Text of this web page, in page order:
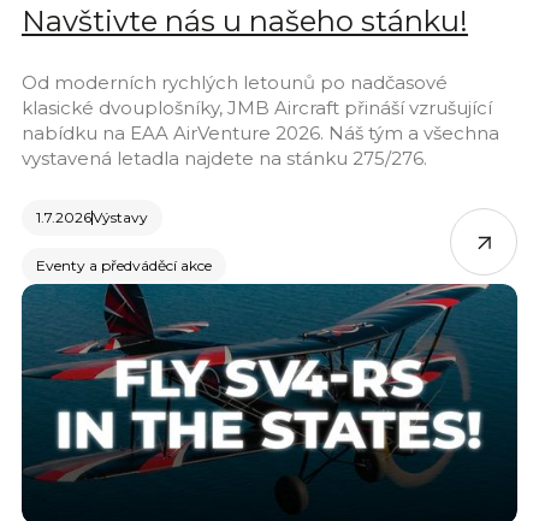
Navštivte nás u našeho stánku!
Od moderních rychlých letounů po nadčasové
klasické dvouplošníky, JMB Aircraft přináší vzrušující
nabídku na EAA AirVenture 2026. Náš tým a všechna
vystavená letadla najdete na stánku 275/276.
1.7.2026Výstavy
Eventy a předváděcí akce